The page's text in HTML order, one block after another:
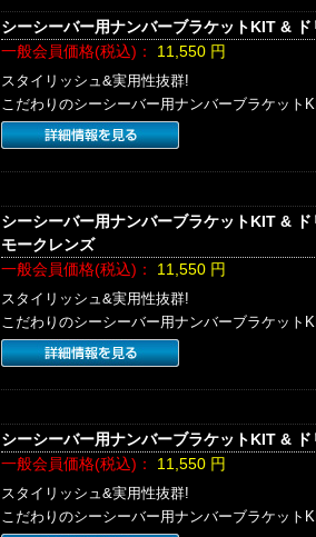
シーシーバー用ナンバーブラケットKIT &
一般会員価格(税込)： 11,550円
スタイリッシュ&実用性抜群!
こだわりのシーシーバー用ナンバーブラケット
シーシーバー用ナンバーブラケットKIT &
モークレンズ
一般会員価格(税込)： 11,550円
スタイリッシュ&実用性抜群!
こだわりのシーシーバー用ナンバーブラケット
シーシーバー用ナンバーブラケットKIT &
一般会員価格(税込)： 11,550円
スタイリッシュ&実用性抜群!
こだわりのシーシーバー用ナンバーブラケット